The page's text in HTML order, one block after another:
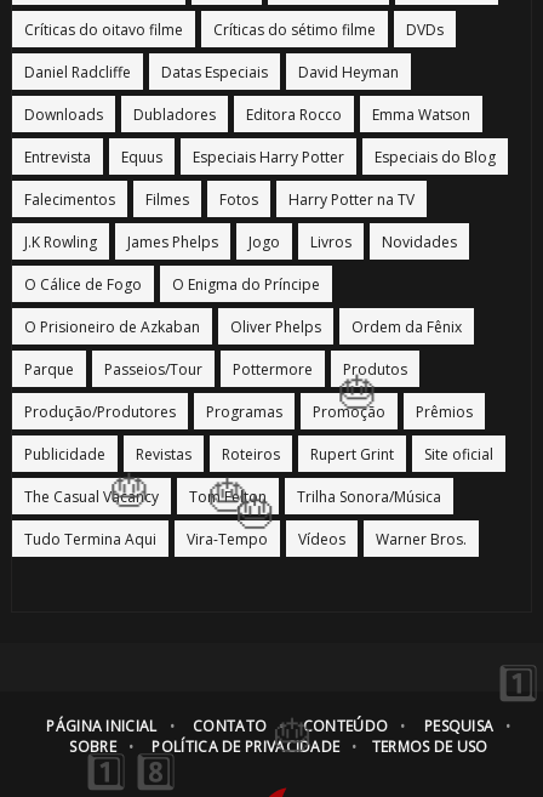
Críticas do oitavo filme Críticas do sétimo filme DVDs
Daniel Radcliffe Datas Especiais David Heyman
Downloads Dubladores Editora Rocco Emma Watson
Entrevista Equus Especiais Harry Potter Especiais do Blog
Falecimentos Filmes Fotos Harry Potter na TV
J.K Rowling James Phelps Jogo Livros Novidades
O Cálice de Fogo O Enigma do Príncipe
O Prisioneiro de Azkaban Oliver Phelps Ordem da Fênix
Parque Passeios/Tour Pottermore Produtos
Produção/Produtores Programas Promoção Prêmios
Publicidade Revistas Roteiros Rupert Grint Site oficial
The Casual Vacancy Tom Felton Trilha Sonora/Música
Tudo Termina Aqui Vira-Tempo Vídeos Warner Bros.
PÁGINA INICIAL CONTATO CONTEÚDO
PESQUISA
SOBRE
POLÍTICA DE PRIVACIDADE TERMOS DE USO
⚡
⚡
🎈